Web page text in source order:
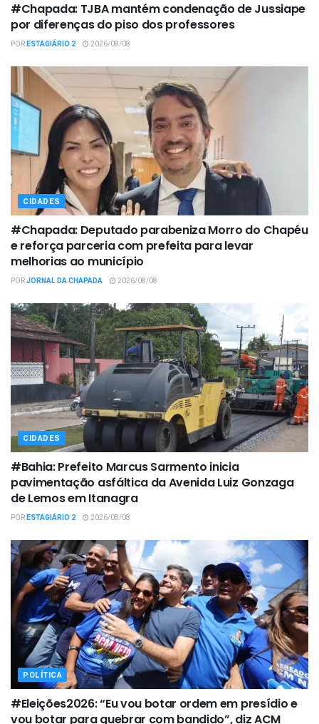
#Chapada: TJBA mantém condenação de Jussiape
por diferenças do piso dos professores
PORESTAGIÁRIO 2 2026/08/08
CIDADES
#Chapada: Deputado parabeniza Morro do Chapéu
e reforça parceria com prefeita para levar
melhorias ao município
PORJORNAL DA CHAPADA 2026/08/08
CIDADES
#Bahia: Prefeito Marcus Sarmento inicia
pavimentação asfáltica da Avenida Luiz Gonzaga
de Lemos em Itanagra
PORESTAGIÁRIO 2 2026/08/08
POLÍTICA
#Eleições2026: “Eu vou botar ordem em presídio e
vou botar para quebrar com bandido”, diz ACM